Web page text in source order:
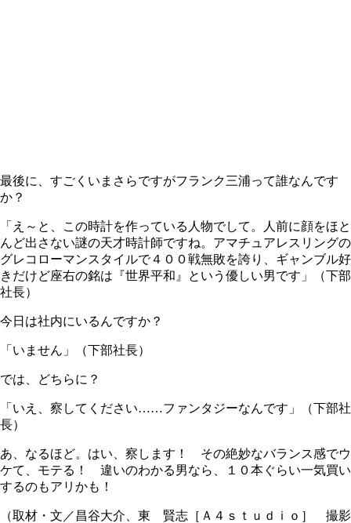
最後に、すごくいまさらですがフランク三浦って誰なんです
か？
「え～と、この時計を作っている人物でして。人前に顔をほと
んど出さない謎の天才時計師ですね。アマチュアレスリングの
グレコローマンスタイルで４００戦無敗を誇り、ギャンブル好
きだけど座右の銘は『世界平和』という優しい男です」（下部
社長）
今日は社内にいるんですか？
「いません」（下部社長）
では、どちらに？
「いえ、察してください……ファンタジーなんです」（下部社
長）
あ、なるほど。はい、察します！ その絶妙なバランス感でウ
ケて、モテる！ 違いのわかる男なら、１０本ぐらい一気買い
するのもアリかも！
（取材・文／昌谷大介、東 賢志［Ａ４ｓｔｕｄｉｏ］ 撮影